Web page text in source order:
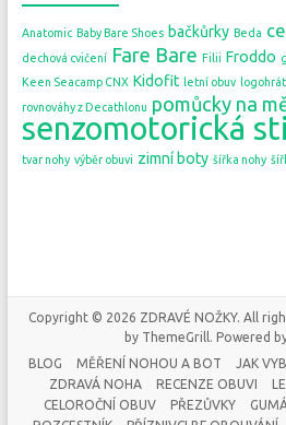
Anatomic Baby Bare Shoes bačkůrky Beda
dechová cvičení Fare Bare Filii Froddo
Keen Seacamp CNX Kidofit letní obuv
rovnováhy z Decathlonu pomůcky na
senzomotorická
tvar nohy výběr obuvi zimní boty šířka nohy
Copyright © 2026 ZDRAVÉ NOŽKY. All
by ThemeGrill. Powered
BLOG
MĚŘENÍ NOHOU A BOT JAK
ZDRAVÁ NOHA
RECENZE OBUVI
CELOROČNÍ OBUV
PŘEZŮVKY